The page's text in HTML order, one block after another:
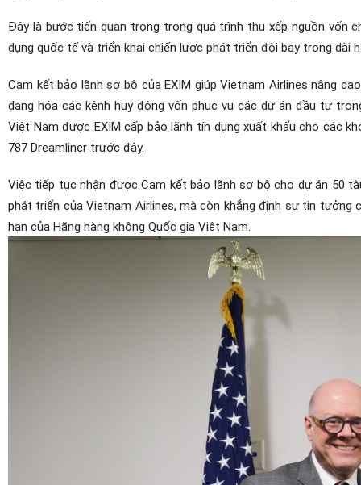
Đây là bước tiến quan trọng trong quá trình thu xếp nguồn vốn
dụng quốc tế và triển khai chiến lược phát triển đội bay trong dài
Cam kết bảo lãnh sơ bộ của EXIM giúp Vietnam Airlines nâng
dạng hóa các kênh huy động vốn phục vụ các dự án đầu tư
Việt Nam được EXIM cấp bảo lãnh tín dụng xuất khẩu cho các
787 Dreamliner trước đây.
Việc tiếp tục nhận được Cam kết bảo lãnh sơ bộ cho dự án 50
phát triển của Vietnam Airlines, mà còn khẳng định sự tin tưởng
hạn của Hãng hàng không Quốc gia Việt Nam.